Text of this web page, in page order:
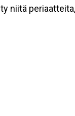
niitä